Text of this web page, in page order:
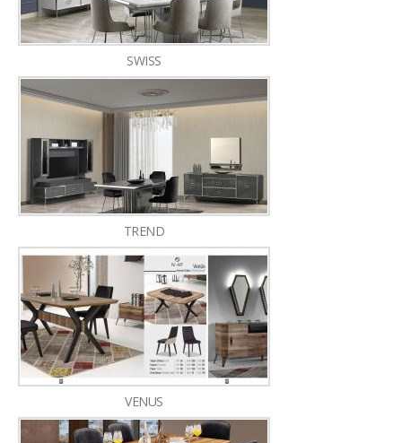
SWISS
TREND
VENUS